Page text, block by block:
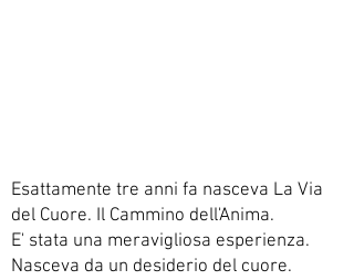
Esattamente tre anni fa nasceva La Via
del Cuore. Il Cammino dell'Anima.
E' stata una meravigliosa esperienza.
Nasceva da un desiderio del cuore.